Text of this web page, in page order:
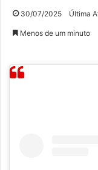
30/07/2025 Última
Menos de um minuto